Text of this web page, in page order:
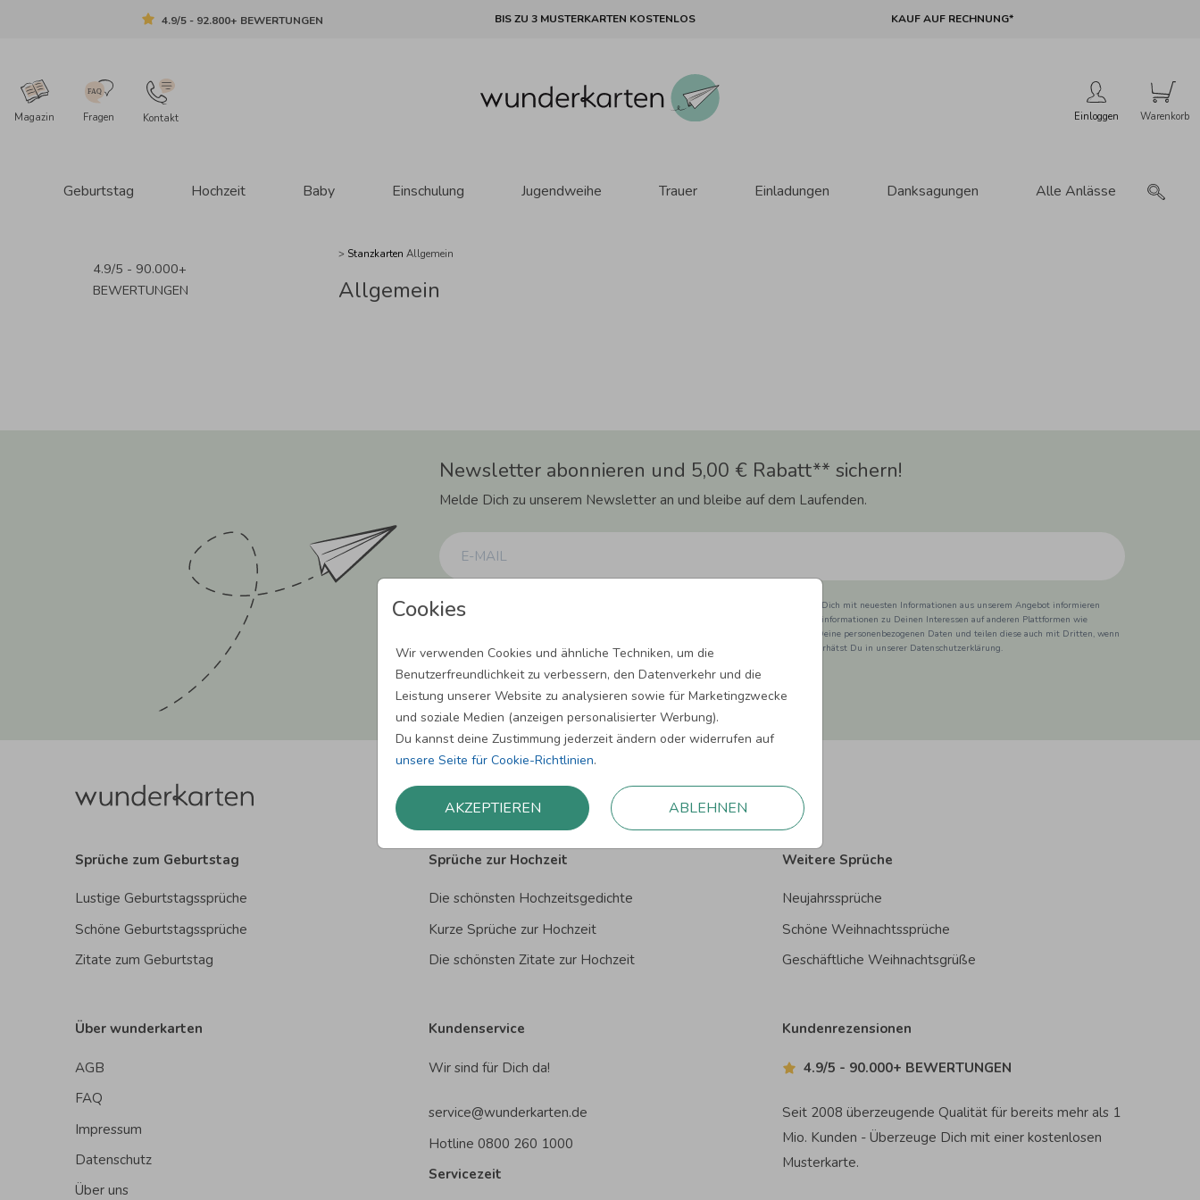
4.9/5 - 92.800+ BEWERTUNGEN BIS ZU 3 MUSTERKARTEN KOSTENLOS KAUF AUF RECHNUNG*
Magazin Fragen Kontakt Einloggen
Geburtstag Hochzeit Baby Einschulung Jugendweihe Trauer Einladungen Danksagungen Alle Anlässe
Cookies
Wir verwenden Cookies und ähnliche Techniken, um die
Benutzerfreundlichkeit zu verbessern, den Datenverkehr und die
Leistung unserer Website zu analysieren sowie für Marketingzwecke
und soziale Medien (anzeigen personalisierter Werbung).
Du kannst deine Zustimmung jederzeit ändern oder widerrufen auf
unsere Seite für Cookie-Richtlinien.
AKZEPTIEREN ABLEHNEN
4.9/5 - 90.000+
BEWERTUNGEN
> Stanzkarten Allgemein
Allgemein
Newsletter abonnieren und 5,00 € Rabatt** sichern!
Melde Dich zu unserem Newsletter an und bleibe auf dem Laufenden.
Einwilligung zur Datennutzung für Marketingzwecke: Hiermit willigst Du ein, dass wir Dich mit neuesten Informationen aus unserem Angebot informieren
können. Dies umfasst den Versand unseres Newsletters. Zudem können wir Dir Produktinformationen zu Deinen Interessen auf anderen Plattformen wie
Facebook und Google anzeigen. Um Dir diesen Service anbieten zu können, nutzen wir Deine personenbezogenen Daten und teilen diese auch mit Dritten, wenn
erforderlich. Du kannst diese Einwilligung jederzeit widerrufen. Weitere Informationen erhätst Du in unserer Datenschutzerklärung.
ANMELDEN
Sprüche zum Geburtstag
Lustige Geburtstagssprüche
Schöne Geburtstagssprüche
Zitate zum Geburtstag
Sprüche zur Hochzeit
Die schönsten Hochzeitsgedichte
Kurze Sprüche zur Hochzeit
Die schönsten Zitate zur Hochzeit
Weitere Sprüche
Neujahrssprüche
Schöne Weihnachtssprüche
Geschäftliche Weihnachtsgrüße
Über wunderkarten
AGB
FAQ
Impressum
Datenschutz
Über uns
Kundenservice
Wir sind für Dich da!
service@wunderkarten.de
Hotline 0800 260 1000
Servicezeit
Kundenrezensionen
4.9/5 - 90.000+ BEWERTUNGEN
Seit 2008 überzeugende Qualität für bereits mehr als 1
Mio. Kunden - Überzeuge Dich mit einer kostenlosen
Musterkarte.